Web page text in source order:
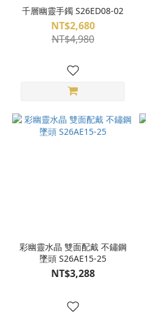
千層幽靈手鐲 S26ED08-02
NT$2,680
NT$4,980
彩幽靈水晶 雙面配戴 不鏽鋼
墜頭 S26AE15-25
NT$3,288